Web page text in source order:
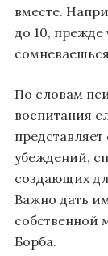
вместе.
до 10, прежде
По словам
воспитания
убеждений,
создающих
Важно дать
собственной
Борба.